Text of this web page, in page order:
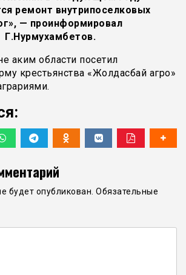
ремонт внутрипоселковых
— проинформировал
Г.Нурмухамбетов.
аким области посетил
крестьянства «Жолдасбай агро»
будет опубликован. Обязательные